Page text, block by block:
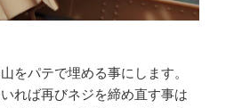
をパテで埋める事にします。
れば再びネジを締め直す事は